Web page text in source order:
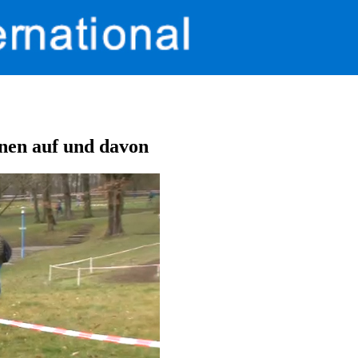
auf und davon